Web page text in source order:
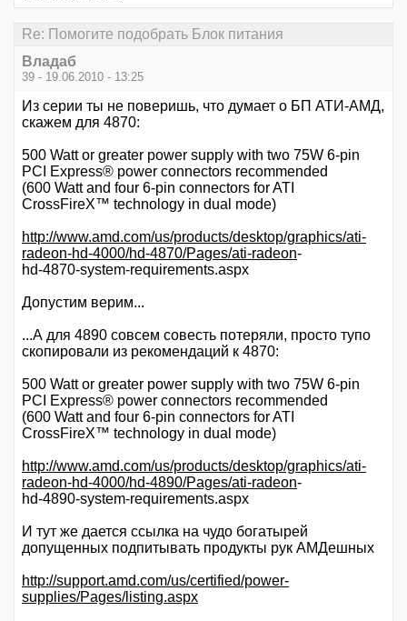
Re: Помогите подобрать Блок питания
Владаб
39 - 19.06.2010 - 13:25
Из серии ты не поверишь, что думает о БП АТИ-АМД,
скажем для 4870:
500 Watt or greater power supply with two 75W 6-pin
PCI Express® power connectors recommended
(600 Watt and four 6-pin connectors for ATI
CrossFireX™ technology in dual mode)
http://www.amd.com/us/products/desktop/graphics/ati-
radeon-hd-4000/hd-4870/Pages/ati-radeon-
hd-4870-system-requirements.aspx
Допустим верим...
...А для 4890 совсем совесть потеряли, просто тупо
скопировали из рекомендаций к 4870:
500 Watt or greater power supply with two 75W 6-pin
PCI Express® power connectors recommended
(600 Watt and four 6-pin connectors for ATI
CrossFireX™ technology in dual mode)
http://www.amd.com/us/products/desktop/graphics/ati-
radeon-hd-4000/hd-4890/Pages/ati-radeon-
hd-4890-system-requirements.aspx
И тут же дается ссылка на чудо богатырей
допущенных подпитывать продукты рук АМДешных
http://support.amd.com/us/certified/power-
supplies/Pages/listing.aspx